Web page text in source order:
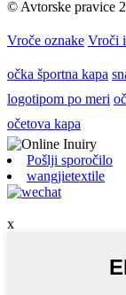
© Avtorske pravice
Vroče oznake Vroči
očka športna kapa
logotipom po meri
očetova kapa
Pošlji sporočilo
wangjietextile
x